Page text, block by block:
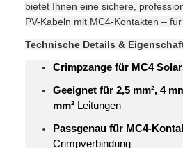
bietet Ihnen eine sichere,
PV-Kabeln mit MC4-Kontakten – für
Technische Details &
Crimpzange für MC4
Geeignet für 2,5 mm², 4
mm² Leitungen
Passgenau für MC4-
Crimpverbindung